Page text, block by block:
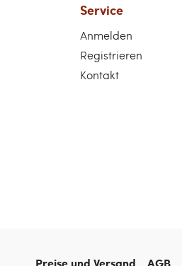
Service
Anmelden
Registrieren
Kontakt